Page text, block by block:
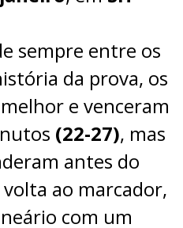
sempre entre os
da prova, os
e venceram
(22-27), mas
antes do
ao marcador,
com um